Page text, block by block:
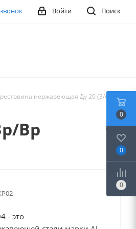
Поиск
Войти
нержавеющая Ду 20 (3/4",
Вр
- это
0
0
0